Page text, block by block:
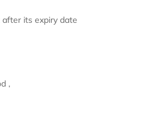
its expiry date
,